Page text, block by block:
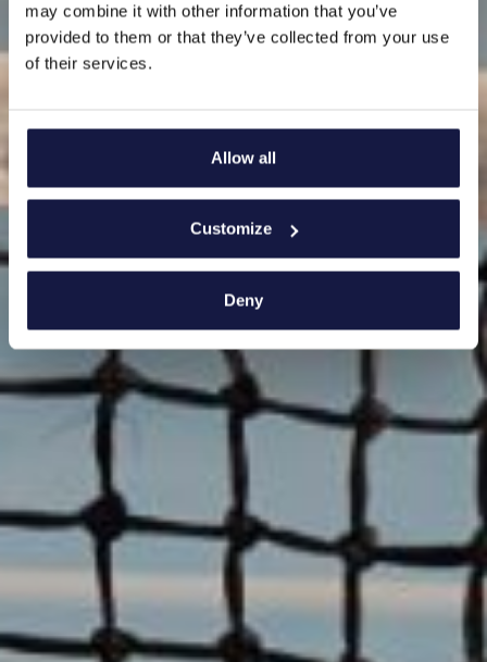
may combine it with other information that you’ve
provided to them or that they’ve collected from your use
of their services.
Allow all
Customize
Deny